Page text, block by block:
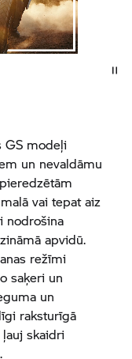
GS modeļi
un nevaldāmu
vai tepat aiz
nodrošina
apvidū.
režīmi
saķeri un
un
raksturīgā
skaidri